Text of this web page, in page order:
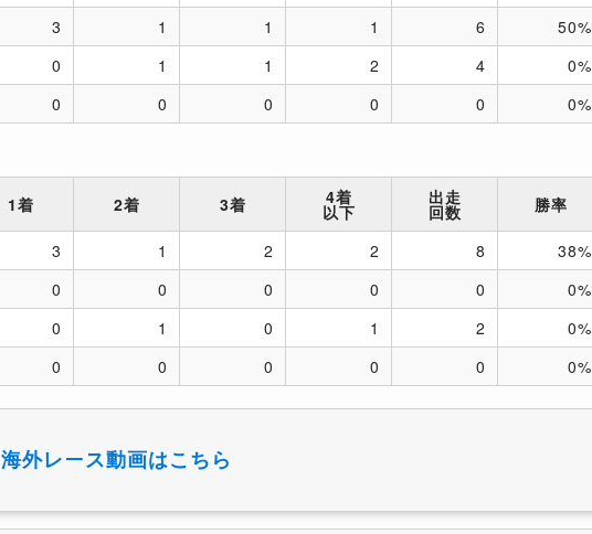
3 1 1 1 6 50%
0 1 1 2 4 0%
0 0 0 0 0 0%
1着 2着 3着 4着
以下
出走
回数 勝率
3 1 2 2 8 38%
0 0 0 0 0 0%
0 1 0 1 2 0%
0 0 0 0 0 0%
海外レース動画はこちら